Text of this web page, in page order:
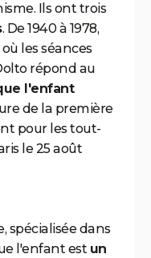
Ils ont trois
. De 1940 à 1978,
les séances
répond au
l'enfant
de la première
pour les tout-
le 25 août
spécialisée dans
l'enfant est un